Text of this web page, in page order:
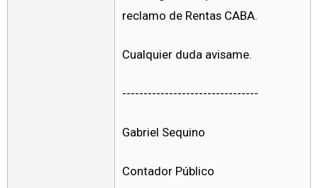
reclamo de Rentas CABA.
Cualquier duda avisame.
--------------------------------
Gabriel Sequino
Contador Público